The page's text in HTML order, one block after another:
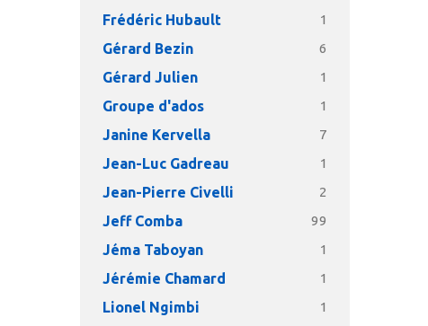
Frédéric Hubault 1
Gérard Bezin 6
Gérard Julien 1
Groupe d'ados 1
Janine Kervella 7
Jean-Luc Gadreau 1
Jean-Pierre Civelli 2
Jeff Comba 99
Jéma Taboyan 1
Jérémie Chamard 1
Lionel Ngimbi 1